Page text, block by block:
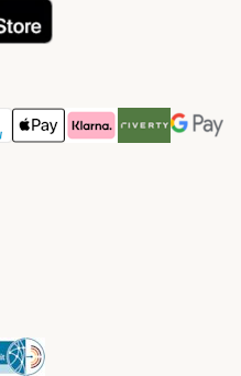
Method
Method
Payment Method
Apple Pay Payment Method
Klarna Payment Method
Riverty Payment
Google
Security